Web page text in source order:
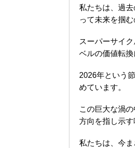
私たちは、過
って未来を掴
スーパーサイ
ベルの価値転換
2026年という
めています。
この巨大な渦
方向を指し示す
私たちは、今